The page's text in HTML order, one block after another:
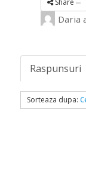
Share
Daria
Raspunsuri
Sorteaza dupa: